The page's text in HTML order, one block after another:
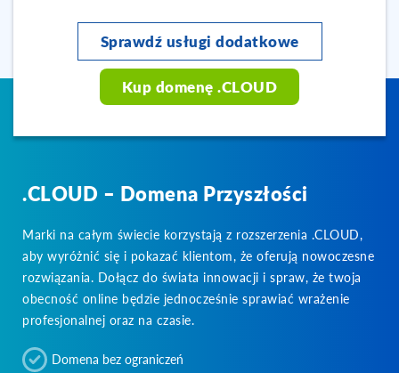
Sprawdź usługi dodatkowe
Kup domenę .CLOUD
.CLOUD – Domena Przyszłości
Marki na całym świecie korzystają z rozszerzenia .CLOUD,
aby wyróżnić się i pokazać klientom, że oferują nowoczesne
rozwiązania. Dołącz do świata innowacji i spraw, że twoja
obecność online będzie jednocześnie sprawiać wrażenie
profesjonalnej oraz na czasie.
Domena bez ograniczeń